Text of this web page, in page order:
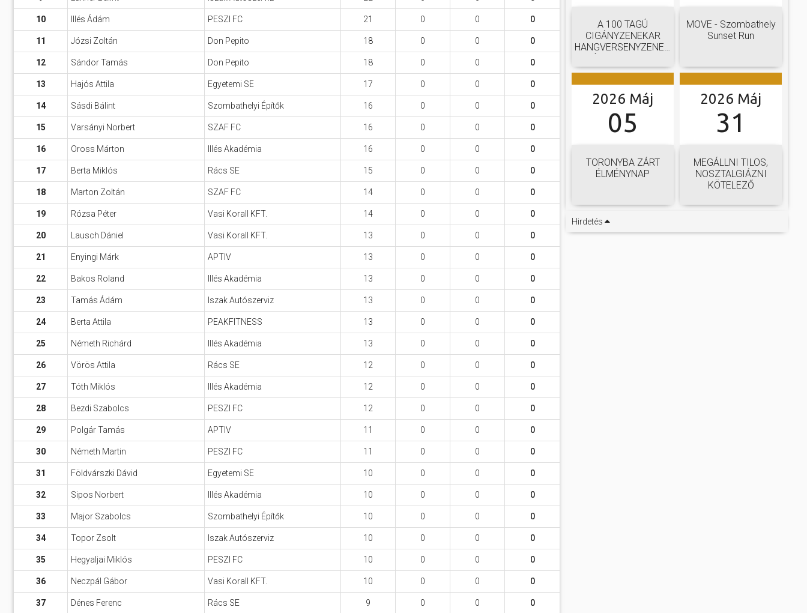
A 100 TAGÚ
CIGÁNYZENEKAR
HANGVERSENYZENEKARI
MOVE - Szombathely
Sunset Run
2026 Máj
05
TORONYBA ZÁRT
ÉLMÉNYNAP
2026 Máj
31
MEGÁLLNI TILOS,
NOSZTALGIÁZNI
KÖTELEZŐ
Hirdetés
10 Illés Ádám PESZI FC 21 0 0 0
11 Józsi Zoltán Don Pepito 18 0 0 0
12 Sándor Tamás Don Pepito 18 0 0 0
13 Hajós Attila Egyetemi SE 17 0 0 0
14 Sásdi Bálint Szombathelyi Építők 16 0 0 0
15 Varsányi Norbert SZAF FC 16 0 0 0
16 Oross Márton Illés Akadémia 16 0 0 0
17 Berta Miklós Rács SE 15 0 0 0
18 Marton Zoltán SZAF FC 14 0 0 0
19 Rózsa Péter Vasi Korall KFT. 14 0 0 0
20 Lausch Dániel Vasi Korall KFT. 13 0 0 0
21 Enyingi Márk APTIV 13 0 0 0
22 Bakos Roland Illés Akadémia 13 0 0 0
23 Tamás Ádám Iszak Autószerviz 13 0 0 0
24 Berta Attila PEAKFITNESS 13 0 0 0
25 Németh Richárd Illés Akadémia 13 0 0 0
26 Vörös Attila Rács SE 12 0 0 0
27 Tóth Miklós Illés Akadémia 12 0 0 0
28 Bezdi Szabolcs PESZI FC 12 0 0 0
29 Polgár Tamás APTIV 11 0 0 0
30 Németh Martin PESZI FC 11 0 0 0
31 Földvárszki Dávid Egyetemi SE 10 0 0 0
32 Sipos Norbert Illés Akadémia 10 0 0 0
33 Major Szabolcs Szombathelyi Építők 10 0 0 0
34 Topor Zsolt Iszak Autószerviz 10 0 0 0
35 Hegyaljai Miklós PESZI FC 10 0 0 0
36 Neczpál Gábor Vasi Korall KFT. 10 0 0 0
37 Dénes Ferenc Rács SE 9 0 0 0